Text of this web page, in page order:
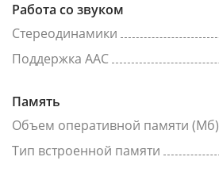
Работа со звуком
Стереодинамики
Поддержка AAC
Память
Объем оперативной памяти (Мб)
Тип встроенной памяти